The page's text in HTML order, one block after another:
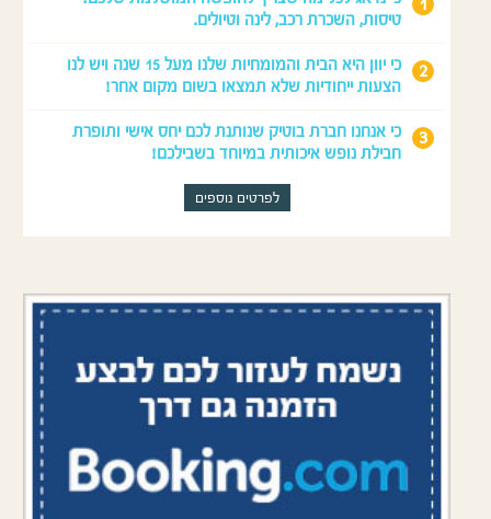
טיסות, השכרת רכב, לינה וטיולים.
כי יוון היא הבית והמומחיות שלנו מעל 15 שנה ויש לנו
הצעות ייחודיות שלא תמצאו בשום מקום אחר!
כי אנחנו חברת בוטיק שנותנת לכם יחס אישי ותופרת
חבילת נופש איכותית במיוחד בשבילכם!
לפרטים נוספים